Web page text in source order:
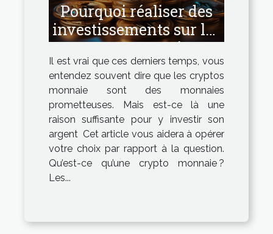
Pourquoi réaliser des
investissements sur les
cryptos monnaies ?
Il est vrai que ces derniers temps, vous
entendez souvent dire que les cryptos
monnaie sont des monnaies
prometteuses. Mais est-ce là une
raison suffisante pour y investir son
argent Cet article vous aidera à opérer
votre choix par rapport à la question.
Qu’est-ce qu’une crypto monnaie ?
Les...